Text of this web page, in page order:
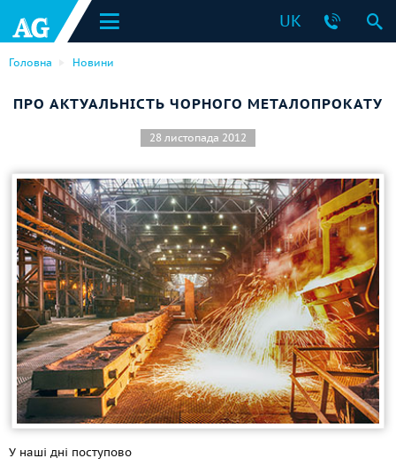
UK
Головна Новини
ПРО АКТУАЛЬНІСТЬ ЧОРНОГО МЕТАЛОПРОКАТУ
28 листопада 2012
У наші дні поступово